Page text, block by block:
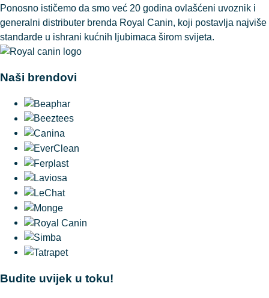
Ponosno ističemo da smo već 20 godina ovlašćeni uvoznik i
generalni distributer brenda Royal Canin, koji postavlja najviše
standarde u ishrani kućnih ljubimaca širom svijeta.
Naši brendovi
Budite uvijek u toku!